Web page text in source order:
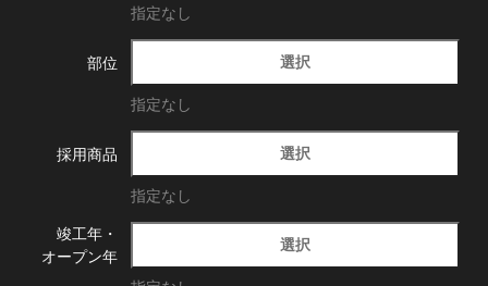
指定なし
部位 選択
指定なし
採用商品 選択
指定なし
竣工年・
オープン年
選択